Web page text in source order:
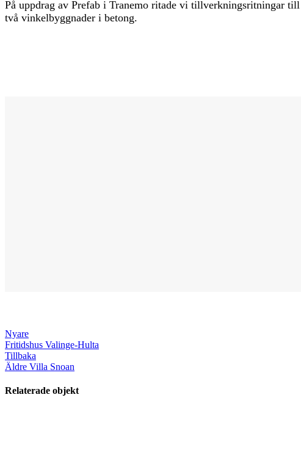
På uppdrag av Prefab i Tranemo ritade vi tillverkningsritningar
två vinkelbyggnader i betong.
Nyare
Fritidshus Valinge-Hulta
Tillbaka
Äldre Villa Snoan
Relaterade objekt